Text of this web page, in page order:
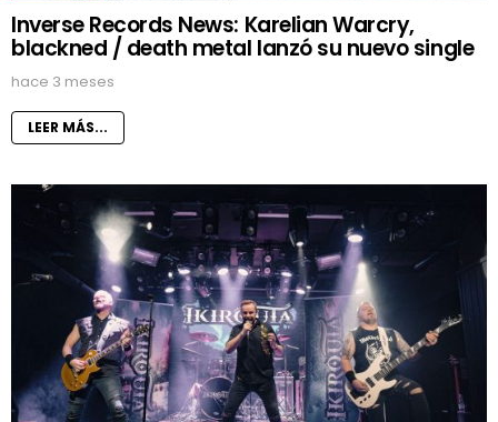
Inverse Records News: Karelian Warcry,
blackned / death metal lanzó su nuevo single
hace 3 meses
LEER MÁS...